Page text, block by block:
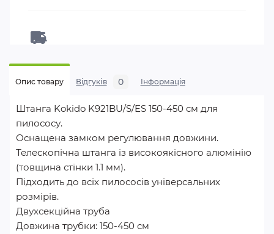
Опис товару Відгуків 0 Iнформація
Штанга Kokido K921BU/S/ES 150-450 см для
пилососу.
Оснащена замком регулювання довжини.
Телескопічна штанга із високоякісного алюмінію
(товщина стінки 1.1 мм).
Підходить до всіх пилососів універсальних
розмірів.
Двухсекційна труба
Довжина трубки: 150-450 см